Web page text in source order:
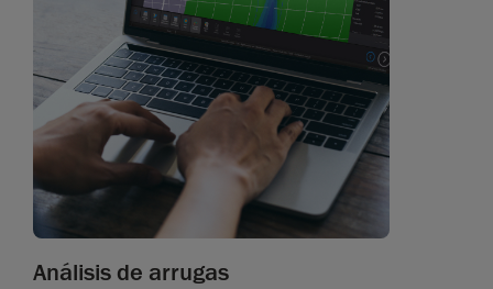
Análisis de arrugas